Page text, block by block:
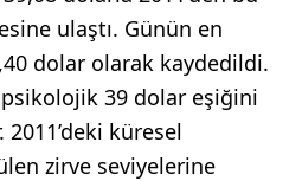
ulaştı. Günün en
dolar olarak kaydedildi.
39 dolar eşiğini
2011’deki küresel
zirve seviyelerine